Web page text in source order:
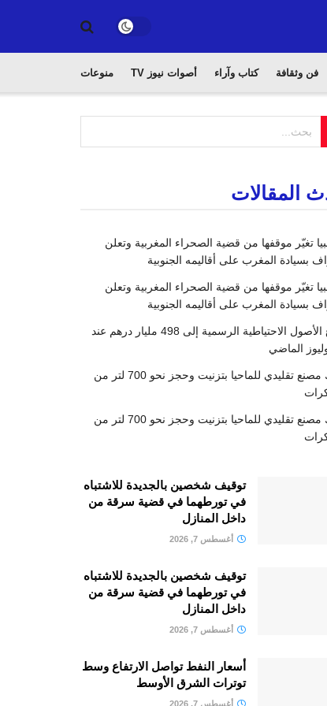
فن وثقافة كتاب وآراء أصوات نيوز TV منوعات
المقالات
تغيّر موقفها من قضية الصحراء المغربية وتعلن
بسيادة المغرب على أقاليمه الجنوبية
تغيّر موقفها من قضية الصحراء المغربية وتعلن
بسيادة المغرب على أقاليمه الجنوبية
ارتفاع الأصول الاحتياطية الرسمية إلى 498 مليار درهم عند
الماضي
تفكيك مصنع تقليدي للماحيا بتزنيت وحجز نحو 700 لتر من
تفكيك مصنع تقليدي للماحيا بتزنيت وحجز نحو 700 لتر من
توقيف شخصين بالجديدة للاشتباه
في تورطهما في قضية سرقة من
داخل المنازل
أغسطس 7, 2026
توقيف شخصين بالجديدة للاشتباه
في تورطهما في قضية سرقة من
داخل المنازل
أغسطس 7, 2026
أسعار النفط تواصل الارتفاع وسط
توترات الشرق الأوسط
أغسطس 7, 2026